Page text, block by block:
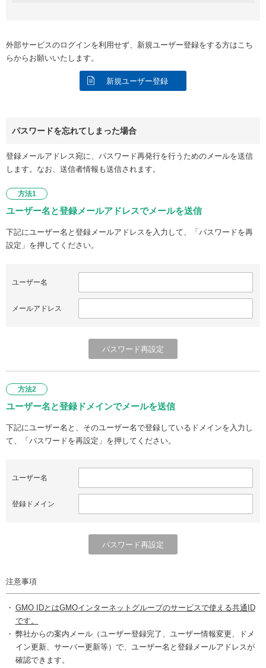
外部サービスのログインを利用せず、新規ユーザー登録をする方はこち
らからお願いいたします。
新規ユーザー登録
パスワードを忘れてしまった場合
登録メールアドレス宛に、パスワード再発行を行うためのメールを送信
します。なお、送信者情報も送信されます。
方法1
ユーザー名と登録メールアドレスでメールを送信
下記にユーザー名と登録メールアドレスを入力して、「パスワードを再
設定」を押してください。
ユーザー名
メールアドレス
方法2
ユーザー名と登録ドメインでメールを送信
下記にユーザー名と、そのユーザー名で登録しているドメインを入力し
て、「パスワードを再設定」を押してください。
ユーザー名
登録ドメイン
注意事項
GMO IDとはGMOインターネットグループのサービスで使える共通ID
です。
弊社からの案内メール（ユーザー登録完了、ユーザー情報変更、ドメ
イン更新、サーバー更新等）で、ユーザー名と登録メールアドレスが
確認できます。